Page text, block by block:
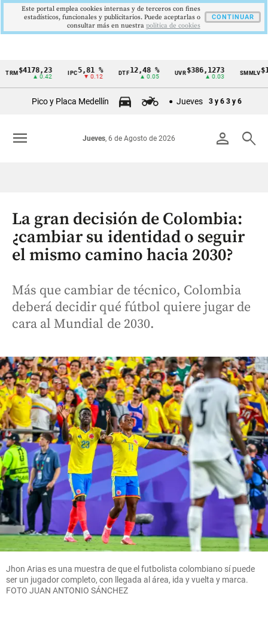
Cintillo
Colombia
$4178,23
▲ 0.42
5,81 %
▼ 0.12
12,48 %
▲ 0.05
$386,1273
▲ 0.03
SMMLV
Pico y Placa Medellín Jueves 3 y 6 3 y 6
person search
Jueves, 6 de Agosto de 2026
menu
La gran decisión de Colombia:
¿cambiar su identidad o seguir
el mismo camino hacia 2030?
Más que cambiar de técnico, Colombia
deberá decidir qué fútbol quiere jugar de
cara al Mundial de 2030.
Jhon Arias es una muestra de que el futbolista colombiano sí puede
ser un jugador completo, con llegada al área, ida y vuelta y marca.
FOTO JUAN ANTONIO SÁNCHEZ
Este portal emplea cookies internas y de terceros con fines
estadísticos, funcionales y publicitarios. Puede aceptarlas o
consultar más en nuestra politica de cookies
CONTINUAR